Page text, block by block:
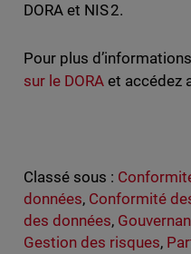
DORA et NIS 2.
Pour plus
sur le DORAet accédez
Classé sous :
données, Conformité
des données,
Gestion des risques,